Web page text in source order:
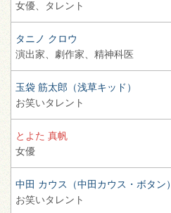
女優、
タレント
タニノ クロウ
演出家、 劇作家、 精神科医
玉袋 筋太郎（浅草キッド）
お笑いタレント
とよた 真帆
女優
中田 カウス（中田カウス・ボタン）
お笑いタレント